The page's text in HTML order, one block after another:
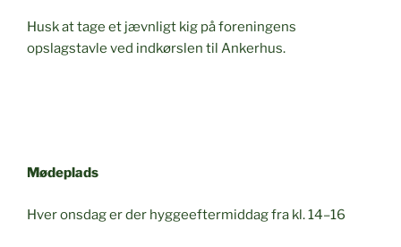
Husk at tage et jævnligt kig på foreningens
opslagstavle ved indkørslen til Ankerhus.
Mødeplads
Hver onsdag er der hyggeeftermiddag fra kl. 14–16